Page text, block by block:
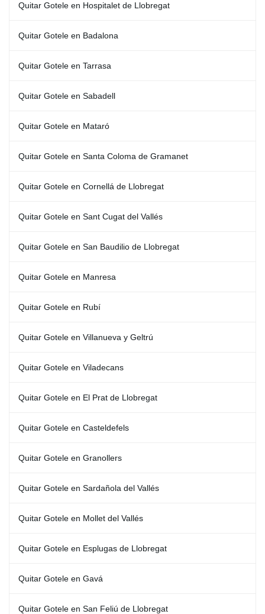
Quitar Gotele en Hospitalet de Llobregat
Quitar Gotele en Badalona
Quitar Gotele en Tarrasa
Quitar Gotele en Sabadell
Quitar Gotele en Mataró
Quitar Gotele en Santa Coloma de Gramanet
Quitar Gotele en Cornellá de Llobregat
Quitar Gotele en Sant Cugat del Vallés
Quitar Gotele en San Baudilio de Llobregat
Quitar Gotele en Manresa
Quitar Gotele en Rubí
Quitar Gotele en Villanueva y Geltrú
Quitar Gotele en Viladecans
Quitar Gotele en El Prat de Llobregat
Quitar Gotele en Casteldefels
Quitar Gotele en Granollers
Quitar Gotele en Sardañola del Vallés
Quitar Gotele en Mollet del Vallés
Quitar Gotele en Esplugas de Llobregat
Quitar Gotele en Gavá
Quitar Gotele en San Feliú de Llobregat